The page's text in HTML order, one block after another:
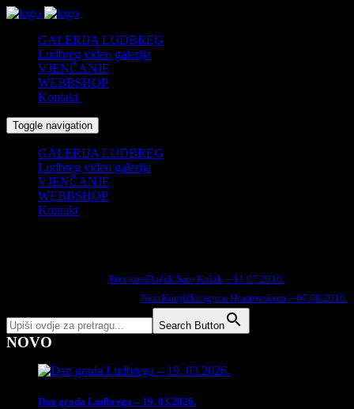
GALERIJA LUDBREG
Ludbreg video galerija
VJENČANJE
WEBBSHOP
Kontakt
Toggle navigation
GALERIJA LUDBREG
Ludbreg video galerija
VJENČANJE
WEBBSHOP
Kontakt
PreviousDoček Sare Kolak – 11.07.2016.
NextKonjičke igre u Hrastovskom – 07.08.2016.
Search Button
NOVO
Dan grada Ludbrega – 19. 03.2026.